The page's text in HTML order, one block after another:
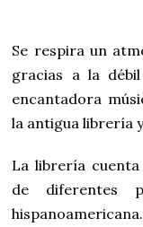
Se respira un
gracias a la
encantadora
la antigua librería
La librería
de diferentes